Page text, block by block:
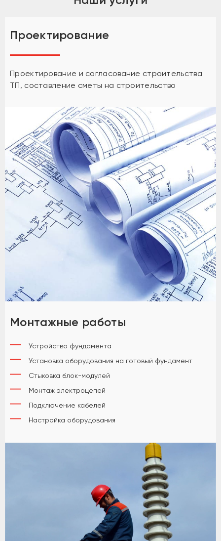
Проектирование
Проектирование и согласование строительства
ТП, составление сметы на строительство
Монтажные работы
Устройство фундамента
Установка оборудования на готовый фундамент
Стыковка блок-модулей
Монтаж электроцепей
Подключение кабелей
Настройка оборудования